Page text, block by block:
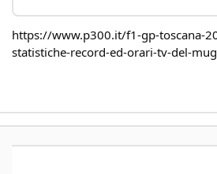
https://www.p300.it/f1-gp-toscana-
statistiche-record-ed-orari-tv-del-